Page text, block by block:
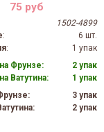
75 руб
1502-4899
:
6 шт.
:
1 упак
Фрунзе:
2 упак
Ватутина:
1 упак
3 упак
2 упак